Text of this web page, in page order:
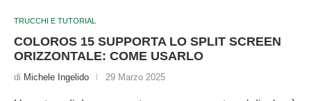
TRUCCHI E TUTORIAL
COLOROS 15 SUPPORTA LO SPLIT SCREEN
ORIZZONTALE: COME USARLO
di Michele Ingelido 29 Marzo 2025